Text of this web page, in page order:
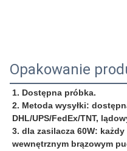
Opakowanie
1. Dostępna próbka.
2. Metoda wysyłki:
DHL/UPS/FedEx/TNT,
3. dla zasilacza 60W: każdy
wewnętrznym brązowym